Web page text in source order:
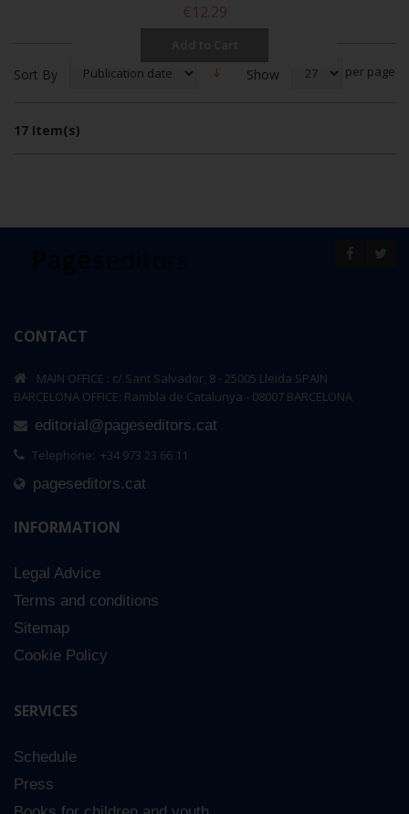
€12.29
Sort By Show per page
17 Item(s)
CONTACT
MAIN OFFICE : c/ Sant Salvador, 8 - 25005 Lleida SPAIN
BARCELONA OFFICE: Rambla de Catalunya - 08007 BARCELONA
editorial@pageseditors.cat
Telephone: +34 973 23 66 11
pageseditors.cat
INFORMATION
Legal Advice
Terms and conditions
Sitemap
Cookie Policy
SERVICES
Schedule
Press